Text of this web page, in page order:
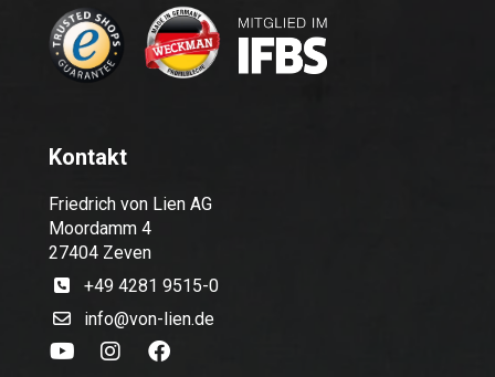
Kontakt
Friedrich von Lien AG
Moordamm 4
27404 Zeven
+49 4281 9515-0
info@von-lien.de